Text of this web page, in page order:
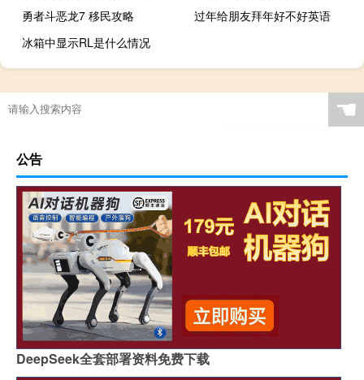
勇者斗恶龙7 移民攻略
过年给朋友拜年好不好英语
冰箱中显示RL是什么情况
☚
公告
DeepSeek全套部署资料免费下载